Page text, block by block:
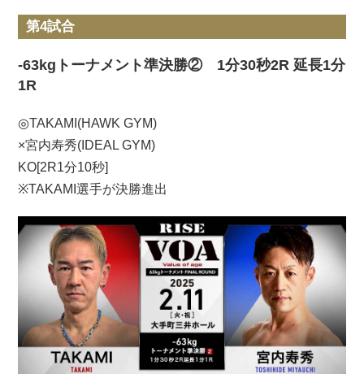
第4試合
-63kgトーナメント準決勝② 1分30秒2R 延長1分
1R
◎TAKAMI(HAWK GYM)
×宮内寿秀(IDEAL GYM)
KO[2R1分10秒]
※TAKAMI選手が決勝進出